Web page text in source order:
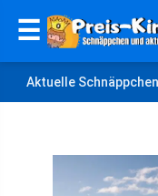
☰
Aktuelle Schnäppchen